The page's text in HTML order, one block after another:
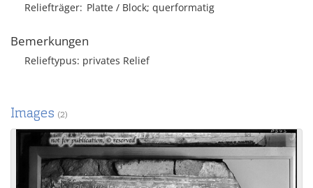
Reliefträger Platte / Block; querformatig
Bemerkungen
Relieftypus: privates Relief
Images (2)